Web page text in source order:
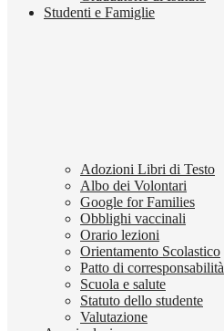
Studenti e Famiglie
Adozioni Libri di Testo
Albo dei Volontari
Google for Families
Obblighi vaccinali
Orario lezioni
Orientamento Scolastico
Patto di corresponsabilità
Scuola e salute
Statuto dello studente
Valutazione